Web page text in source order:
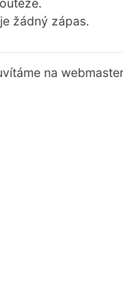
žádný zápas.
na webmaster